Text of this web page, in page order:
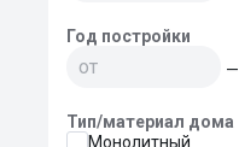
Год постройки
—
Тип/материал дома
Монолитный